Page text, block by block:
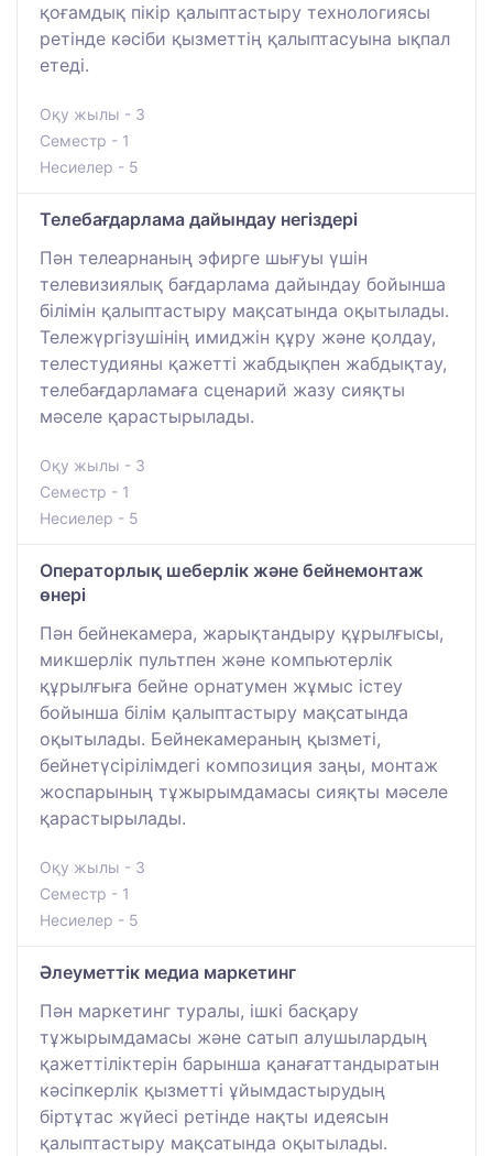
қоғамдық пікір қалыптастыру технологиясы
ретінде кәсіби қызметтің қалыптасуына ықпал
етеді.
Оқу жылы - 3
Семестр - 1
Несиелер - 5
Телебағдарлама дайындау негіздері
Пән телеарнаның эфирге шығуы үшін
телевизиялық бағдарлама дайындау бойынша
білімін қалыптастыру мақсатында оқытылады.
Тележүргізушінің имиджін құру және қолдау,
телестудияны қажетті жабдықпен жабдықтау,
телебағдарламаға сценарий жазу сияқты
мәселе қарастырылады.
Оқу жылы - 3
Семестр - 1
Несиелер - 5
Операторлық шеберлік және бейнемонтаж
өнері
Пән бейнекамера, жарықтандыру құрылғысы,
микшерлік пультпен және компьютерлік
құрылғыға бейне орнатумен жұмыс істеу
бойынша білім қалыптастыру мақсатында
оқытылады. Бейнекамераның қызметі,
бейнетүсірілімдегі композиция заңы, монтаж
жоспарының тұжырымдамасы сияқты мәселе
қарастырылады.
Оқу жылы - 3
Семестр - 1
Несиелер - 5
Әлеуметтік медиа маркетинг
Пән маркетинг туралы, ішкі басқару
тұжырымдамасы және сатып алушылардың
қажеттіліктерін барынша қанағаттандыратын
кәсіпкерлік қызметті ұйымдастырудың
біртұтас жүйесі ретінде нақты идеясын
қалыптастыру мақсатында оқытылады.